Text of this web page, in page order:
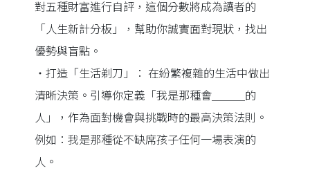
對五種財富進行自評，這個分數將成為讀者的
「人生新計分板」，幫助你誠實面對現狀，找出
優勢與盲點。
・打造「生活剃刀」： 在紛繁複雜的生活中做出
清晰決策。引導你定義「我是那種會＿＿＿的
人」，作為面對機會與挑戰時的最高決策法則。
例如：我是那種從不缺席孩子任何一場表演的
人。